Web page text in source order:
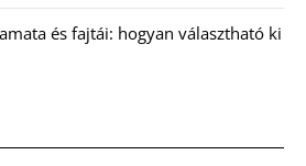
és fajtái: hogyan választható ki